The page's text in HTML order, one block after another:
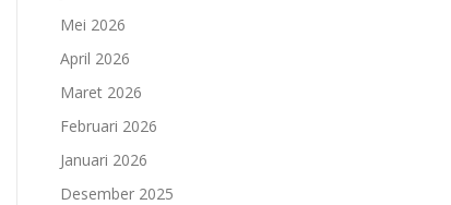
Mei 2026
April 2026
Maret 2026
Februari 2026
Januari 2026
Desember 2025